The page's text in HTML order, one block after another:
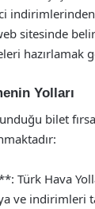
sitesinde
hazırlamak
Yolları
bilet
Türk Hava
ve indirimleri